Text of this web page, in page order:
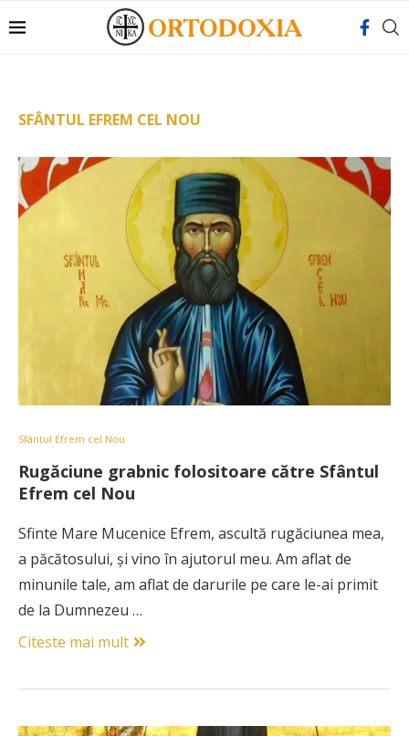
SFÂNTUL EFREM CEL NOU
Sfântul Efrem cel Nou
Rugăciune grabnic folositoare către Sfântul
Efrem cel Nou
Sfinte Mare Mucenice Efrem, ascultă rugăciunea mea,
a păcătosului, şi vino în ajutorul meu. Am aflat de
minunile tale, am aflat de darurile pe care le-ai primit
de la Dumnezeu …
Citeste mai mult